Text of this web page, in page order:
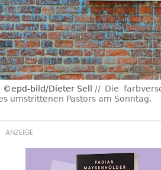
©epd-bild/Dieter Sell
Die
umstrittenen Pastors am Sonntag.